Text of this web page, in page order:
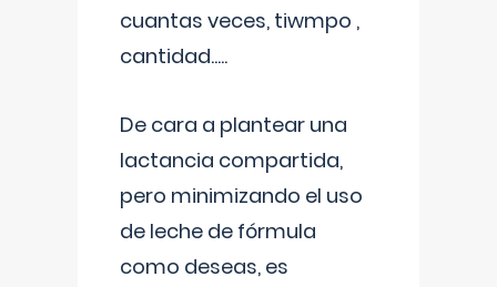
cuantas veces, tiwmpo ,
cantidad.....
De cara a plantear una
lactancia compartida,
pero minimizando el uso
de leche de fórmula
como deseas, es